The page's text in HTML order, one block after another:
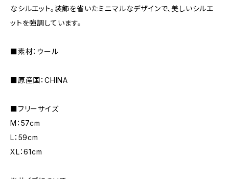
なシルエット。装飾を省いたミニマルなデザインで、美しいシルエ
ットを強調しています。
■素材：ウール
■原産国：CHINA
■フリーサイズ
M：57cm
L：59cm
XL：61cm